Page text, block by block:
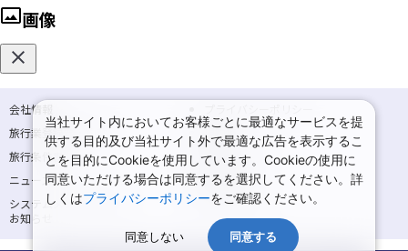
画像
会社情報
旅行業登録票・約款
規約集
旅行条件書
商標について
ニュースリリース
採用情報
システムメンテナンスの
お知らせ
サイトマップ
当社サイト内においてお客様ごとに最適なサービスを提
供する目的及び当社サイト外で最適な広告を表示するこ
とを目的にCookieを使用しています。Cookieの使用に
同意いただける場合は同意するを選択してください。詳
しくはプライバシーポリシーをご確認ください。
同意しない 同意する